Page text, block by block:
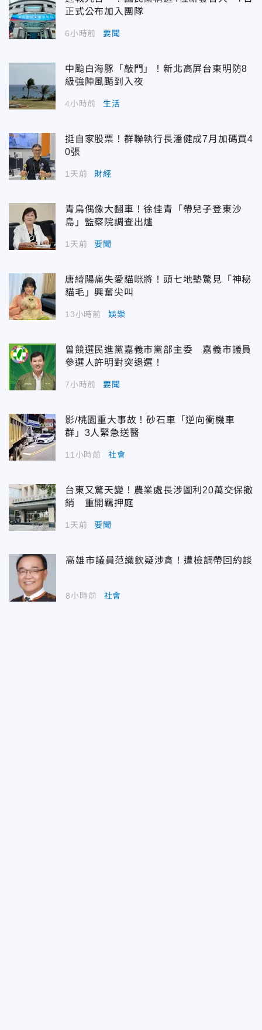
正式公布加入團隊
6小時前 要聞
中颱白海豚「敲門」！新北高屏台東明防8
級強陣風颳到入夜
4小時前 生活
挺自家股票！群聯執行長潘健成7月加碼買4
0張
1天前 財經
青鳥偶像大翻車！徐佳青「帶兒子登東沙
島」監察院調查出爐
1天前 要聞
唐綺陽痛失愛貓咪將！頭七地墊驚見「神秘
貓毛」興奮尖叫
13小時前 娛樂
曾競選民進黨嘉義市黨部主委 嘉義市議員
參選人許明對突退選！
7小時前 要聞
影/桃園重大事故！砂石車「逆向衝機車
群」3人緊急送醫
11小時前 社會
台東又驚天變！農業處長涉圖利20萬交保撤
銷 重開羈押庭
1天前 要聞
高雄市議員范織欽疑涉貪！遭檢調帶回約談
8小時前 社會